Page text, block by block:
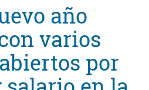
año
varios
por